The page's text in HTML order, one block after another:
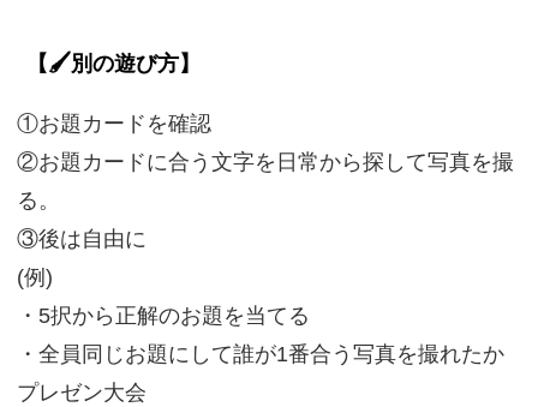
【🖌️別の遊び方】
①お題カードを確認
②お題カードに合う文字を日常から探して写真を撮
る。
③後は自由に
(例)
・5択から正解のお題を当てる
・全員同じお題にして誰が1番合う写真を撮れたか
プレゼン大会